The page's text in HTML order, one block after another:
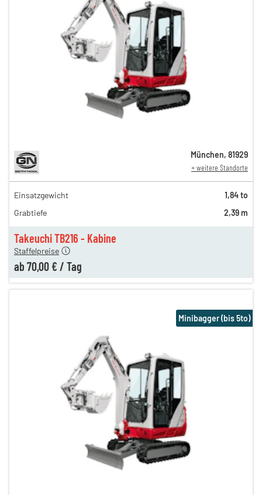
Takeuchi TB216 - Kabine
110,00 €
90,00 €
Staffelpreise
ab 70,00 € / Tag
München, 81929
+ weitere Standorte
Einsatzgewicht
1,84 to
Grabtiefe
2,39 m
Minibagger (bis 5to)